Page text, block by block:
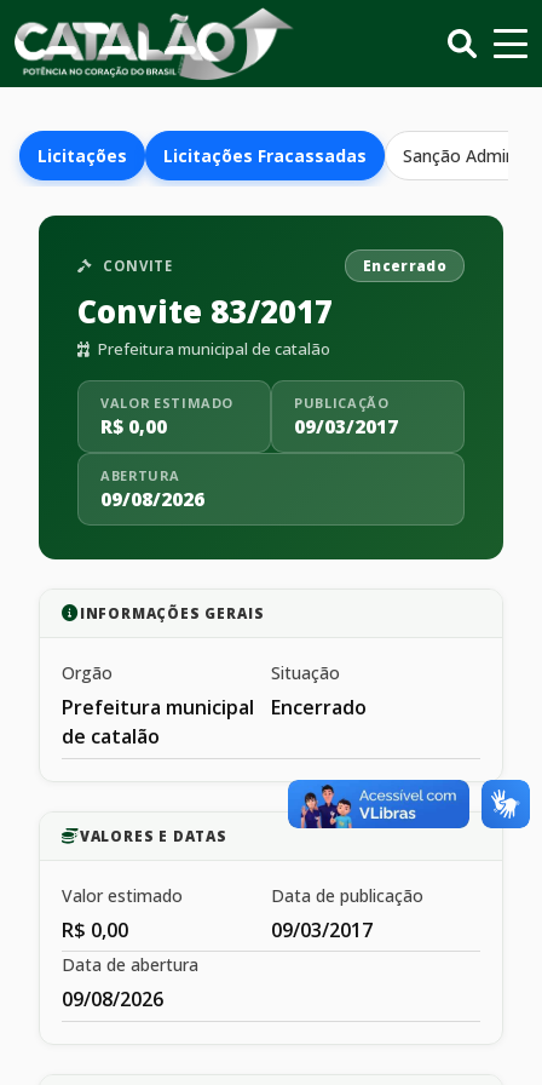
Licitações Licitações Fracassadas Sanção
CONVITE Encerrado
Convite 83/2017
Prefeitura municipal de catalão
VALOR ESTIMADO
R$ 0,00
PUBLICAÇÃO
09/03/2017
ABERTURA
09/08/2026
INFORMAÇÕES GERAIS
Orgão
Prefeitura municipal
de catalão
Situação
Encerrado
VALORES E DATAS
Valor estimado
R$ 0,00
Data de publicação
09/03/2017
Data de abertura
09/08/2026